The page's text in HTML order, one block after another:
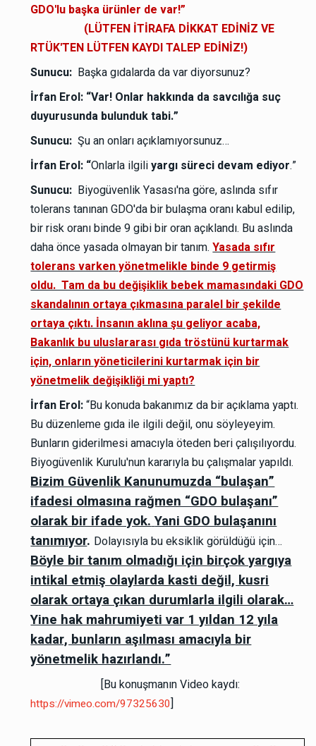
GDO'lu başka ürünler de var!”
(LÜTFEN İTİRAFA DİKKAT EDİNİZ VE
RTÜK'TEN LÜTFEN KAYDI TALEP EDİNİZ!)
Sunucu: Başka gıdalarda da var diyorsunuz?
İrfan Erol: “Var! Onlar hakkında da savcılığa suç
duyurusunda bulunduk tabi.”
Sunucu: Şu an onları açıklamıyorsunuz…
İrfan Erol: “Onlarla ilgiliyargı süreci devam ediyor.”
Sunucu: Biyogüvenlik Yasası'na göre, aslında sıfır
tolerans tanınan GDO'da bir bulaşma oranı kabul edilip,
bir risk oranı binde 9 gibi bir oran açıklandı. Bu aslında
daha önce yasada olmayan bir tanım.Yasada sıfır
tolerans varken yönetmelikle binde 9 getirmiş
oldu. Tam da bu değişiklik bebek mamasındaki GDO
skandalının ortaya çıkmasına paralel bir şekilde
ortaya çıktı. İnsanın aklına şu geliyor acaba,
Bakanlık bu uluslararası gıda tröstünü kurtarmak
için, onların yöneticilerini kurtarmak için bir
yönetmelik değişikliği mi yaptı?
İrfan Erol:“Bu konuda bakanımız da bir açıklama yaptı.
Bu düzenleme gıda ile ilgili değil, onu söyleyeyim.
Bunların giderilmesi amacıyla öteden beri çalışılıyordu.
Biyogüvenlik Kurulu'nun kararıyla bu çalışmalar yapıldı.
Bizim Güvenlik Kanunumuzda “bulaşan”
ifadesi olmasına rağmen “GDO bulaşanı”
olarak bir ifade yok.Yani GDO bulaşanını
tanımıyor. Dolayısıyla bu eksiklik görüldüğü için…
Böyle bir tanım olmadığı için birçok yargıya
intikal etmiş olaylarda kasti değil, kusri
olarak ortaya çıkan durumlarla ilgili olarak…
Yine hak mahrumiyeti var 1 yıldan 12 yıla
kadar, bunların aşılması amacıyla bir
yönetmelik hazırlandı.”
[Bu konuşmanın Video kaydı:
https://vimeo.com/97325630]